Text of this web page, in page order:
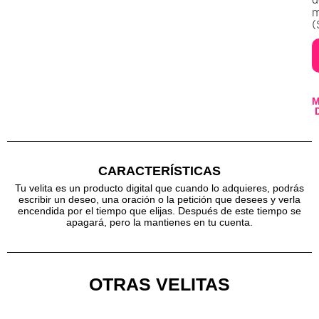
CARACTERÍSTICAS
Tu velita es un producto digital que cuando lo adquieres, podrás
escribir un deseo, una oración o la petición que desees y verla
encendida por el tiempo que elijas. Después de este tiempo se
apagará, pero la mantienes en tu cuenta.
OTRAS VELITAS